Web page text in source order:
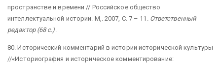
пространстве и времени // Российское общество
интеллектуальной истории. М,. 2007, С. 7 – 11. Ответственный
редактор (68 с.).
80. Исторический комментарий в истории исторической культуры
//«Историография и историческое комментирование: